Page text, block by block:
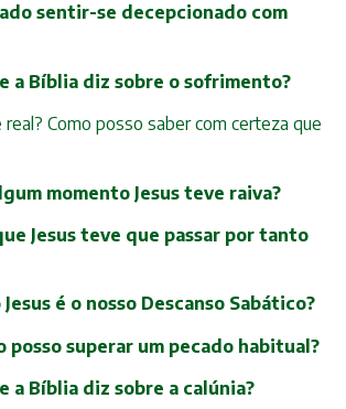
sentir-se decepcionado com
a Bíblia diz sobre o sofrimento?
real? Como posso saber com certeza que
momento Jesus teve raiva?
Jesus teve que passar por tanto
Jesus é o nosso Descanso Sabático?
posso superar um pecado habitual?
a Bíblia diz sobre a calúnia?